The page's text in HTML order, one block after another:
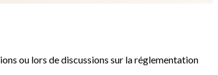
ou lors de discussions sur la réglementation